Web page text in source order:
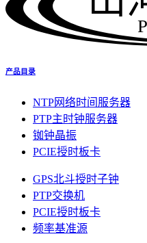
产品目录
NTP网络时间服务器
PTP主时钟服务器
铷钟晶振
PCIE授时板卡
GPS北斗授时子钟
PTP交换机
PCIE授时板卡
频率基准源